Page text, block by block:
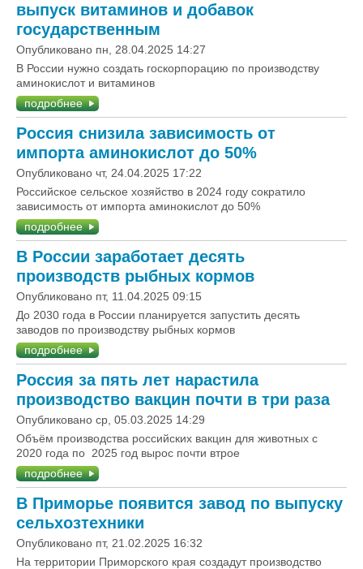
выпуск витаминов и добавок
государственным
Опубликовано пн, 28.04.2025 14:27
В России нужно создать госкорпорацию по производству
аминокислот и витаминов
подробнее
Россия снизила зависимость от
импорта аминокислот до 50%
Опубликовано чт, 24.04.2025 17:22
Российское сельское хозяйство в 2024 году сократило
зависимость от импорта аминокислот до 50%
подробнее
В России заработает десять
производств рыбных кормов
Опубликовано пт, 11.04.2025 09:15
До 2030 года в России планируется запустить десять
заводов по производству рыбных кормов
подробнее
Россия за пять лет нарастила
производство вакцин почти в три раза
Опубликовано ср, 05.03.2025 14:29
Объём производства российских вакцин для животных с
2020 года по 2025 год вырос почти втрое
подробнее
В Приморье появится завод по выпуску
сельхозтехники
Опубликовано пт, 21.02.2025 16:32
На территории Приморского края создадут производство